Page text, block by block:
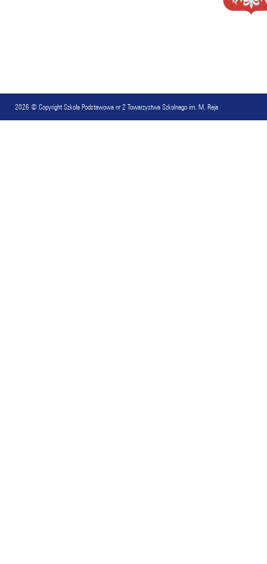
2026 © Copyright Szkoła Podstawowa nr 2 Towarzystwa Szkolnego im. M. Reja